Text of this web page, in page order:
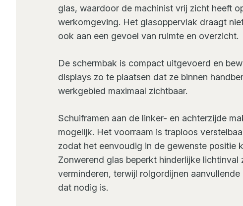
glas, waardoor de machinist vrij zicht heeft
werkomgeving. Het glasoppervlak draagt
ook aan een gevoel van ruimte en overzicht.
De schermbak is compact uitgevoerd en
displays zo te plaatsen dat ze binnen
werkgebied maximaal zichtbaar.
Schuiframen aan de linker- en achterzijde
mogelijk. Het voorraam is traploos
zodat het eenvoudig in de gewenste positie
Zonwerend glas beperkt hinderlijke
verminderen, terwijl rolgordijnen
dat nodig is.